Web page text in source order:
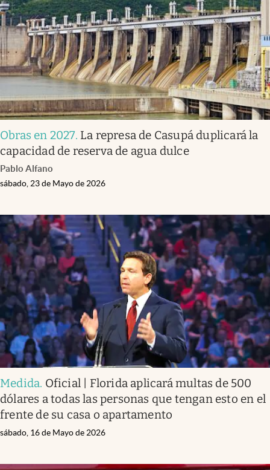
Obras en 2027. La represa de Casupá duplicará la
capacidad de reserva de agua dulce
Pablo Alfano
sábado, 23 de Mayo de 2026
Medida. Oficial | Florida aplicará multas de 500
dólares a todas las personas que tengan esto en el
frente de su casa o apartamento
sábado, 16 de Mayo de 2026